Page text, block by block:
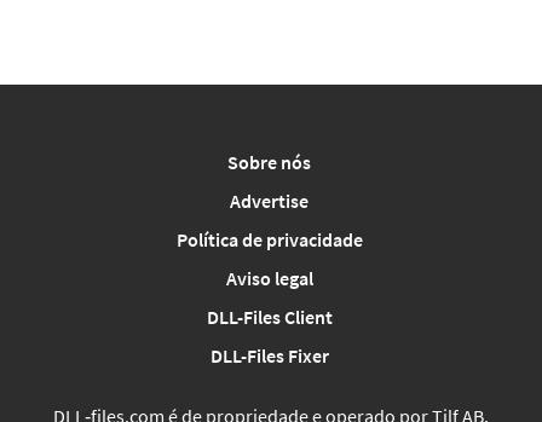
Sobre nós
Advertise
Política de privacidade
Aviso legal
DLL-Files Client
DLL-Files Fixer
DLL‑files.com é de propriedade e operado por Tilf AB,